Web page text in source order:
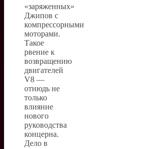
«заряженных»
Джипов с
компрессорными
моторами.
Такое
рвение к
возвращению
двигателей
V8 —
отнюдь не
только
влияние
нового
руководства
концерна.
Дело в